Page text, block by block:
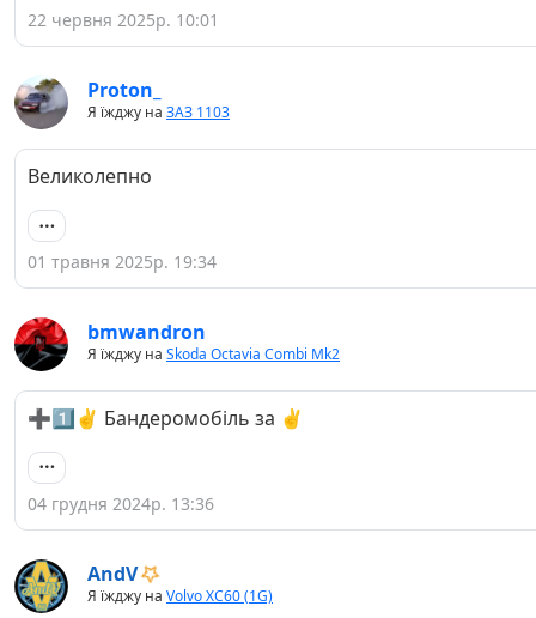
22 червня 2025р. 10:01
Proton_
Я їжджу на ЗАЗ 1103
Великолепно
01 травня 2025р. 19:34
bmwandron
Я їжджу на Skoda Octavia Combi Mk2
➕1️⃣✌️ Бандеромобіль за ✌️
04 грудня 2024р. 13:36
AndV
Я їжджу на Volvo XC60 (1G)